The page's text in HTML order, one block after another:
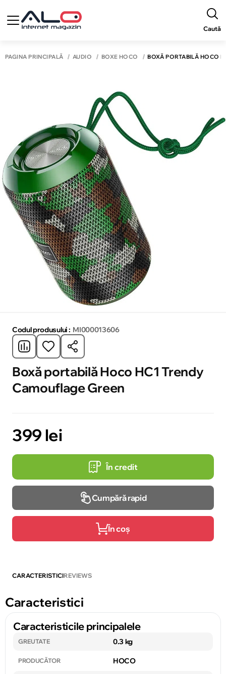
Caută
PAGINA PRINCIPALĂ AUDIO BOXE HOCO BOXĂ PORTABILĂ HOCO
Codul produsului : MI000013606
Boxă portabilă Hoco HC1 Trendy
Camouflage Green
399 lei
În credit
Cumpără rapid
În coș
CARACTERISTICIREVIEWS
Caracteristici
Caracteristicile principalele
GREUTATE 0.3 kg
PRODUCĂTOR HOCO